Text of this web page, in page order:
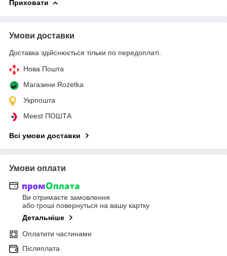
Приховати
Умови доставки
Доставка здійснюється тільки по передоплаті.
Нова Пошта
Магазини Rozetka
Укрпошта
Meest ПОШТА
Всі умови доставки
Умови оплати
Ви отримаєте замовлення
або гроші повернуться на вашу картку
Детальніше
Оплатити частинами
Післяплата